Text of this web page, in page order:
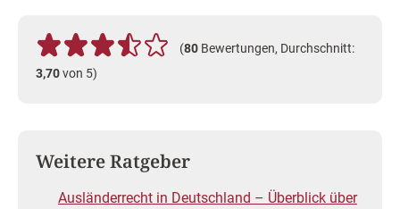
(80 Bewertungen, Durchschnitt:
3,70von 5)
Weitere Ratgeber
Ausländerrecht in Deutschland – Überblick über